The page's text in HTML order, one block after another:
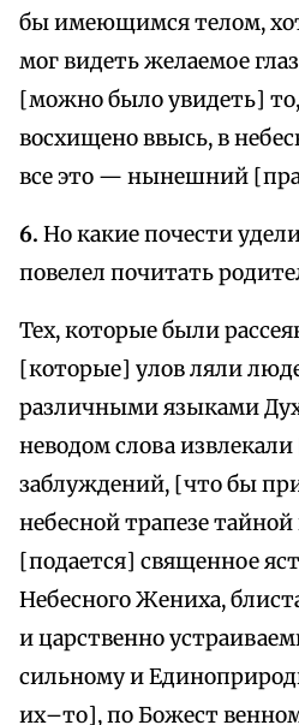
бы имеющимся телом,
мог видеть желаемое
[можно было увидеть]
восхищено ввысь, в
все это — нынешний
6. Но какие почести
повелел почитать
Тех, которые были
[которые] улов ляли
различными языками
неводом слова
заблуждений, [что бы
небесной трапезе тайной
[подается] священное
Небесного Жениха,
и царственно
сильному и
их–то], по Божест